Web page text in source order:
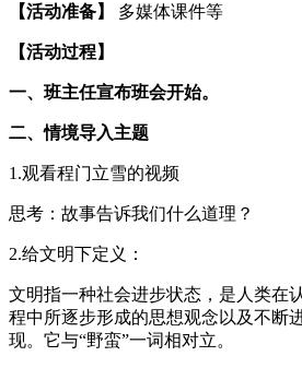
【活动准备】 多媒体课件等
【活动过程】
一、班主任宣布班会开始。
二、情境导入主题
1.观看程门立雪的视频
思考：故事告诉我们什么道理？
2.给文明下定义：
文明指一种社会进步状态，是人类在
程中所逐步形成的思想观念以及不断
现。它与“野蛮”一词相对立。